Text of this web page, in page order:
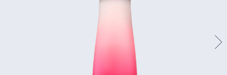
Resilience Multi-Effect
Pink Ribbon Kollektion​
Sonnenschutz Essentials
The House of Estée Lauder
AERIN Sets & Geschenke